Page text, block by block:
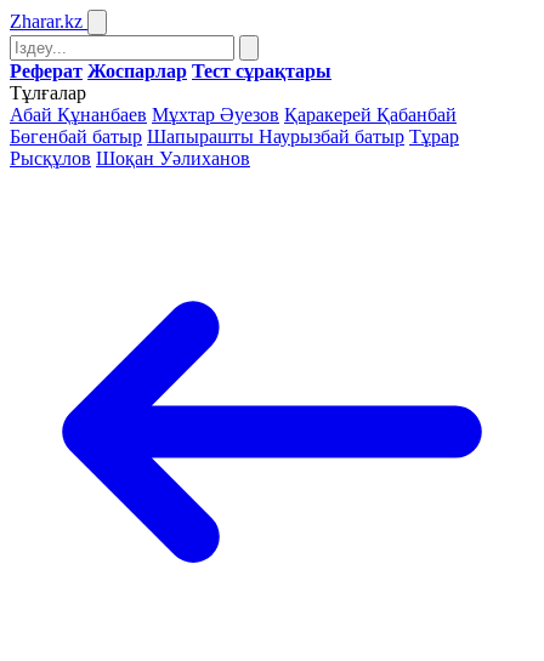
Zharar.kz
Реферат Жоспарлар Тест сұрақтары
Тұлғалар
Абай Құнанбаев Мұхтар Әуезов Қаракерей Қабанбай
Бөгенбай батыр Шапырашты Наурызбай батыр Тұрар
Рысқұлов Шоқан Уәлиханов